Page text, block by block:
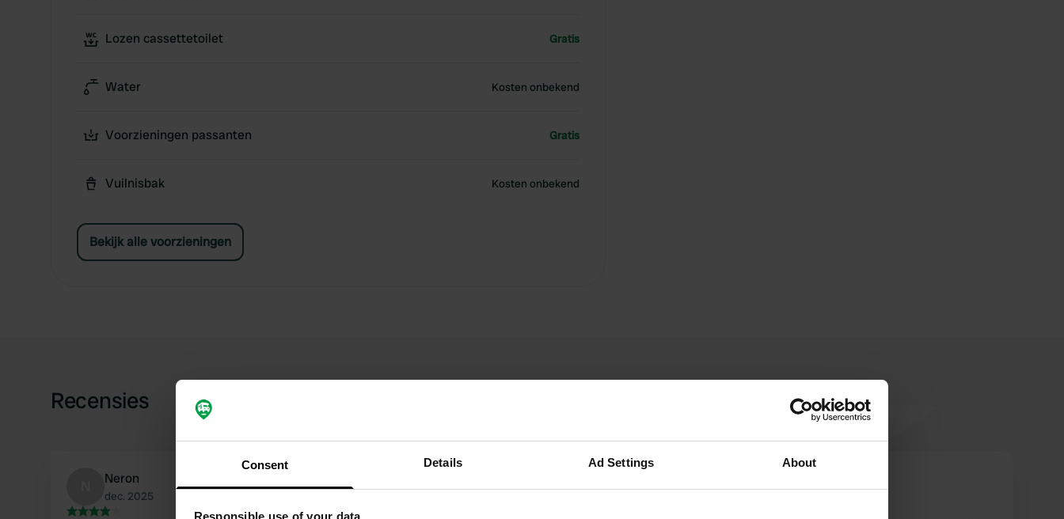
Consent Details Ad Settings About
Lozen cassettetoilet Gratis
Water Kosten onbekend
Voorzieningen passanten Gratis
Vuilnisbak Kosten onbekend
Bekijk alle voorzieningen
Recensies
Neron
dec. 2025
B